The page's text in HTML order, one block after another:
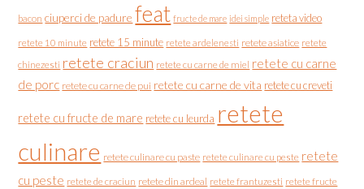
bacon ciuperci de padure feat fructe de mare idei simple reteta video
retete 10 minute retete 15 minute retete ardelenesti retete asiatice retete
chinezesti retete craciun retete cu carne de miel retete cu carne
de porc retete cu carne de pui retete cu carne de vita retete cu creveti
retete cu fructe de mare retete cu leurda retete
culinare retete culinare cu paste retete culinare cu peste retete
cu peste retete de craciun retete din ardeal retete frantuzesti retete fructe